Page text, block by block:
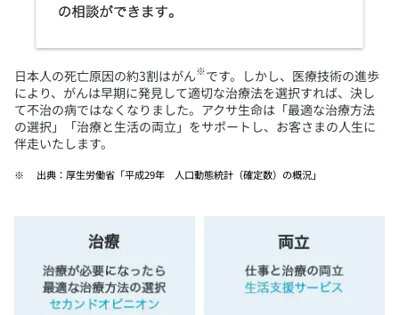
​日本人の死亡原因の約3割はがん※です。しかし、医療技術の進歩
により、がんは早期に発見して適切な治療法を選択すれば、決し
て不治の病ではなくなりました。アクサ生命は「最適な治療方法
の選択」「治療と生活の両立」をサポートし、お客さまの人生に
伴走いたします。
​出典：厚生労働省「平成29年 人口動態統計（確定数）の概況」